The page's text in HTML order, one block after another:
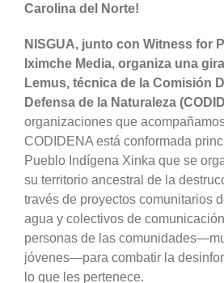
Carolina del Norte!
NISGUA, junto con Witness for
Iximche Media, organiza una
Lemus, técnica de la Comisión
Defensa de la Naturaleza
organizaciones que
CODIDENA está conformada
Pueblo Indígena Xinka que se
su territorio ancestral de la
través de proyectos comunitarios
agua y colectivos de
personas de las
jóvenes—para combatir la
lo que les pertenece.